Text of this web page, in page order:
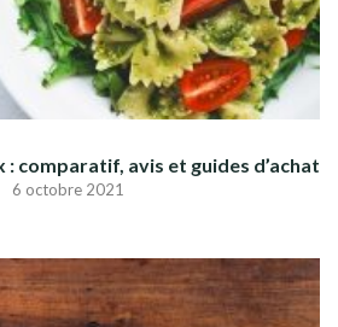
: comparatif, avis et guides d’achat
6 octobre 2021